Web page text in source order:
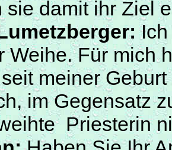
sie damit ihr Ziel
:
Weihe. Für mich
meiner
im Gegensatz
Priesterin